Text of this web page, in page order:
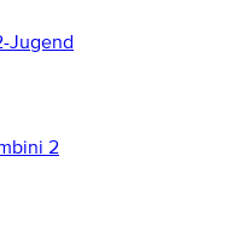
Jugend
2